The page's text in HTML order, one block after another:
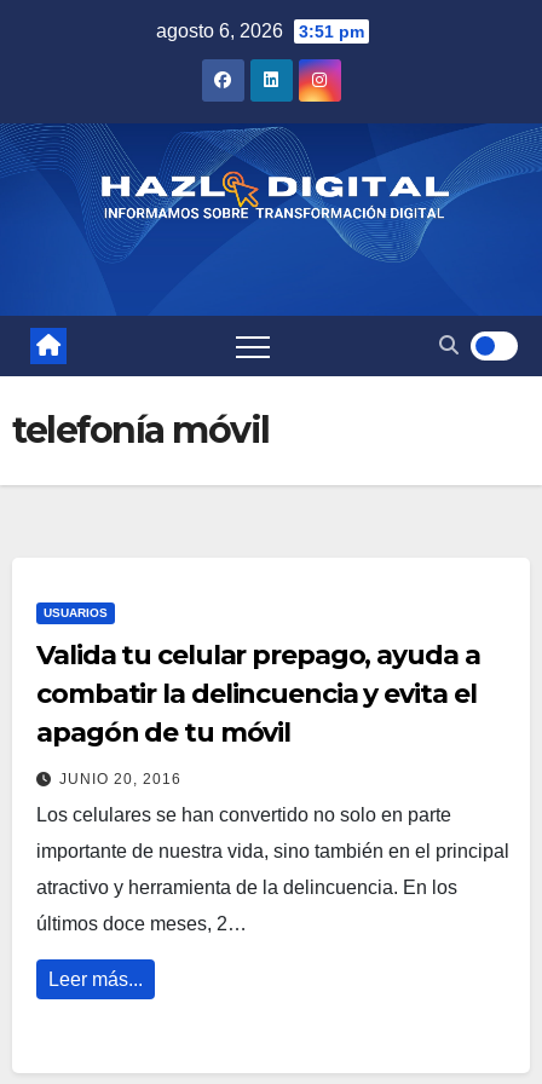
agosto 6, 2026 3:51 pm
telefonía móvil
USUARIOS
Valida tu celular prepago, ayuda a
combatir la delincuencia y evita el
apagón de tu móvil
JUNIO 20, 2016
Los celulares se han convertido no solo en parte
importante de nuestra vida, sino también en el principal
atractivo y herramienta de la delincuencia. En los
últimos doce meses, 2…
Leer más...